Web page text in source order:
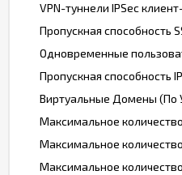
VPN-туннели IPSec
Пропускная способность
Одновременные
Пропускная способность
Виртуальные Домены (По
Максимальное
Максимальное
Максимальное